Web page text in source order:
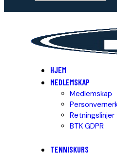
HJEM
MEDLEMSKAP
Medlemskap
BTK GDPR
TENNISKURS